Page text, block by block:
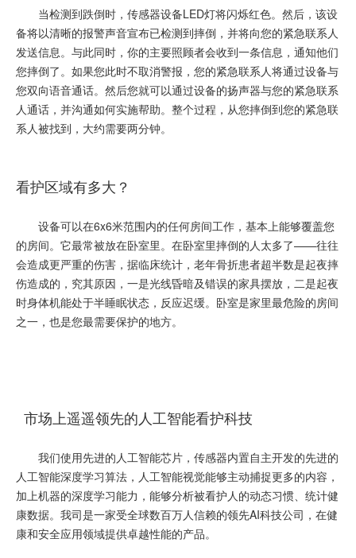
当检测到跌倒时，传感器设备LED灯将闪烁红色。然后，该设
备将以清晰的报警声音宣布已检测到摔倒，并将向您的紧急联系人
发送信息。与此同时，你的主要照顾者会收到一条信息，通知他们
您摔倒了。如果您此时不取消警报，您的紧急联系人将通过设备与
您双向语音通话。然后您就可以通过设备的扬声器与您的紧急联系
人通话，并沟通如何实施帮助。整个过程，从您摔倒到您的紧急联
系人被找到，大约需要两分钟。
看护区域有多大？
设备可以在6x6米范围内的任何房间工作，基本上能够覆盖您
的房间。它最常被放在卧室里。在卧室里摔倒的人太多了——往往
会造成更严重的伤害，据临床统计，老年骨折患者超半数是起夜摔
伤造成的，究其原因，一是光线昏暗及错误的家具摆放，二是起夜
时身体机能处于半睡眠状态，反应迟缓。卧室是家里最危险的房间
之一，也是您最需要保护的地方。
市场上遥遥领先的人工智能看护科技
我们使用先进的人工智能芯片，传感器内置自主开发的先进的
人工智能深度学习算法，人工智能视觉能够主动捕捉更多的内容，
加上机器的深度学习能力，能够分析被看护人的动态习惯、统计健
康数据。我司是一家受全球数百万人信赖的领先AI科技公司，在健
康和安全应用领域提供卓越性能的产品。